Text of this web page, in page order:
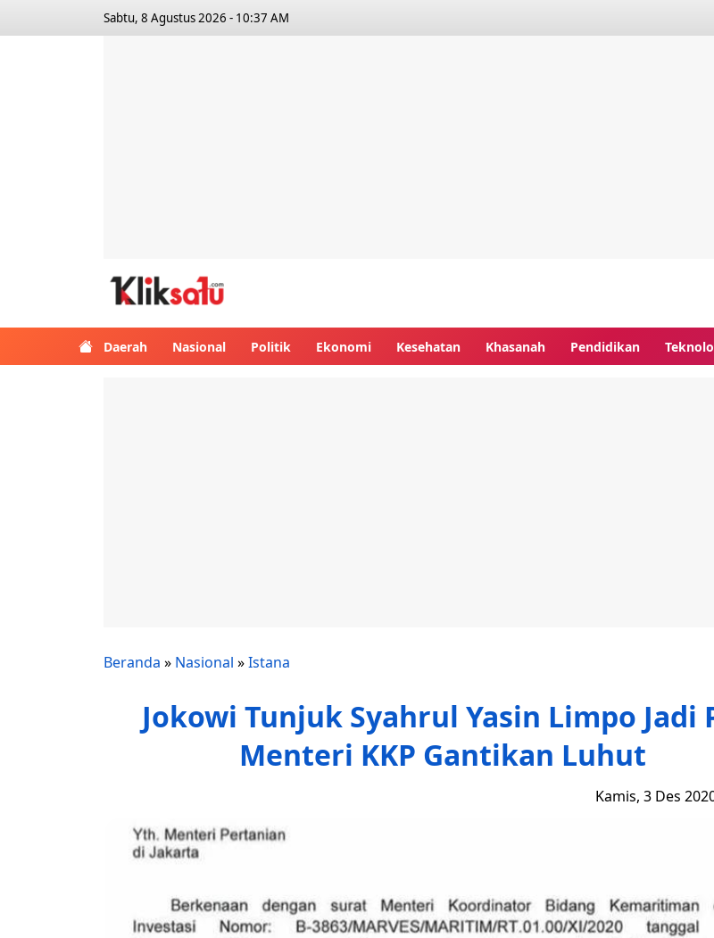
Sabtu, 8 Agustus 2026 - 10:37 AM
Daerah Nasional Politik Ekonomi Kesehatan Khasanah Pendidikan
Beranda » Nasional »Istana
Jokowi Tunjuk Syahrul Yasin Limpo Jadi
Menteri KKP Gantikan Luhut
Kamis, 3 Des